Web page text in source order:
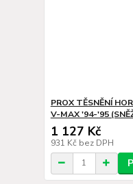
PROX TĚSNĚNÍ
V-MAX '94-'95
1 127 Kč
931 Kč bez DPH